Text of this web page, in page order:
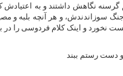
گرسنه نگاهش داشتند و به اعتیادش
سوزاندندش، و هر آنچه بلبه و
نخورد و اینک کلام فردوسی را در
دست رستم ببند